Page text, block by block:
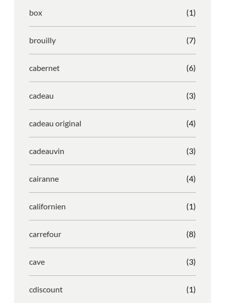
box (1)
brouilly (7)
cabernet (6)
cadeau (3)
cadeau original (4)
cadeauvin (3)
cairanne (4)
californien (1)
carrefour (8)
cave (3)
cdiscount (1)